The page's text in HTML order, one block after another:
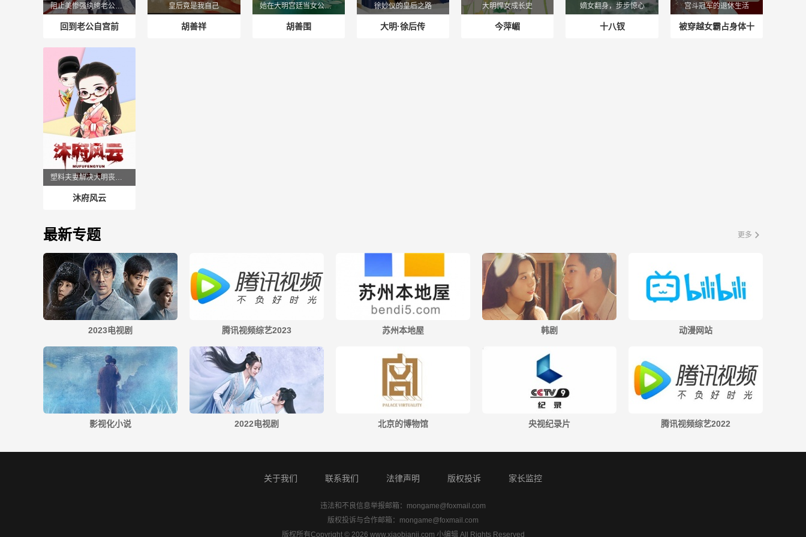
阻止美惨强纨绔老公自宫
回到老公自宫前
皇后竟是我自己
胡善祥
她在大明宫廷当女公务员
胡善围
徐妙仪的皇后之路
大明·徐后传
大明悍女成长史
今萍嵋
嫡女翻身，步步惊心
十八钗
宫斗冠军的退休生活
被穿越女霸占身体十
塑料夫妻解决大明丧尸危机
沐府风云
最新专题 更多
2023电视剧 腾讯视频综艺2023 苏州本地屋 韩剧 动漫网站
影视化小说 2022电视剧 北京的博物馆 央视纪录片 腾讯视频综艺2022
关于我们 联系我们 法律声明 版权投诉 家长监控
违法和不良信息举报邮箱： mongame@foxmail.com
版权投诉与合作邮箱： mongame@foxmail.com
版权所有Copyright © 2026 www.xiaobianji.com 小编辑 All Rights Reserved